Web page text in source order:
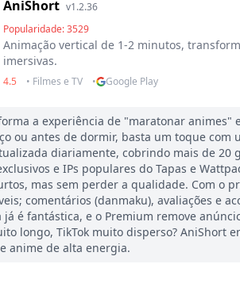
AniShort v1.2.36
Popularidade: 3529
Animação vertical de 1-2 minutos,
imersivas.
4.5 • Filmes e TV • Google Play
a experiência de "maratonar
ou antes de dormir, basta um toque
diariamente, cobrindo mais de 20
e IPs populares do Tapas e
mas sem perder a qualidade. Com o
comentários (danmaku), avaliações e
é fantástica, e o Premium remove
longo, TikTok muito disperso?
anime de alta energia.